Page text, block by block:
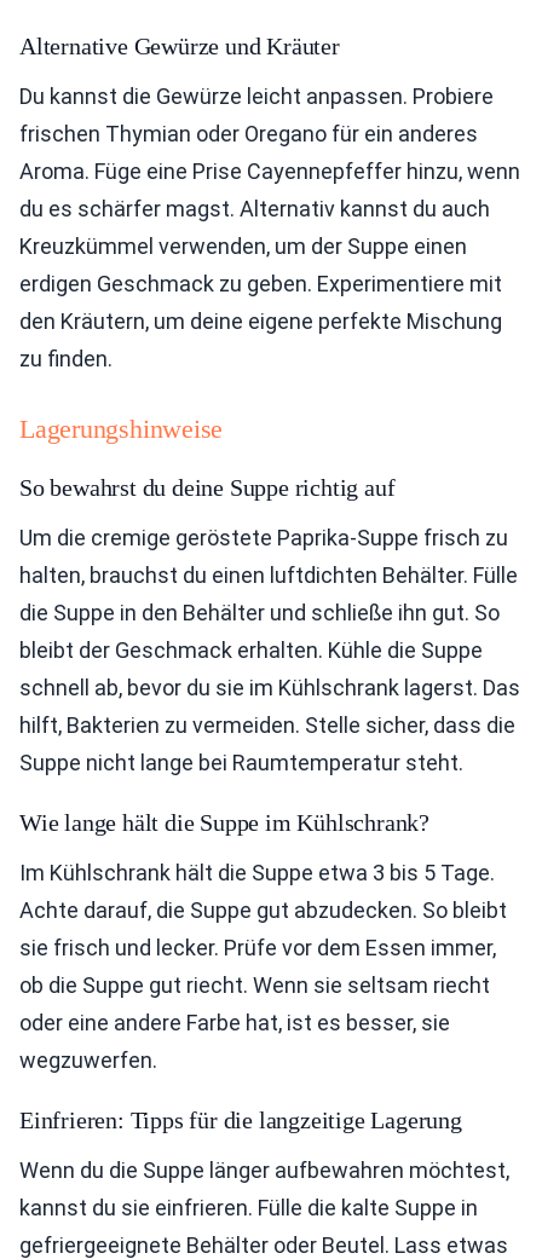
Alternative Gewürze und Kräuter
Du kannst die Gewürze leicht anpassen. Probiere
frischen Thymian oder Oregano für ein anderes
Aroma. Füge eine Prise Cayennepfeffer hinzu, wenn
du es schärfer magst. Alternativ kannst du auch
Kreuzkümmel verwenden, um der Suppe einen
erdigen Geschmack zu geben. Experimentiere mit
den Kräutern, um deine eigene perfekte Mischung
zu finden.
Lagerungshinweise
So bewahrst du deine Suppe richtig auf
Um die cremige geröstete Paprika-Suppe frisch zu
halten, brauchst du einen luftdichten Behälter. Fülle
die Suppe in den Behälter und schließe ihn gut. So
bleibt der Geschmack erhalten. Kühle die Suppe
schnell ab, bevor du sie im Kühlschrank lagerst. Das
hilft, Bakterien zu vermeiden. Stelle sicher, dass die
Suppe nicht lange bei Raumtemperatur steht.
Wie lange hält die Suppe im Kühlschrank?
Im Kühlschrank hält die Suppe etwa 3 bis 5 Tage.
Achte darauf, die Suppe gut abzudecken. So bleibt
sie frisch und lecker. Prüfe vor dem Essen immer,
ob die Suppe gut riecht. Wenn sie seltsam riecht
oder eine andere Farbe hat, ist es besser, sie
wegzuwerfen.
Einfrieren: Tipps für die langzeitige Lagerung
Wenn du die Suppe länger aufbewahren möchtest,
kannst du sie einfrieren. Fülle die kalte Suppe in
gefriergeeignete Behälter oder Beutel. Lass etwas